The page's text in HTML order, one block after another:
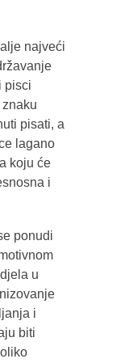
najveći
pisci
pisati, a
lagano
koju će
i
ponudi
u
i
biti